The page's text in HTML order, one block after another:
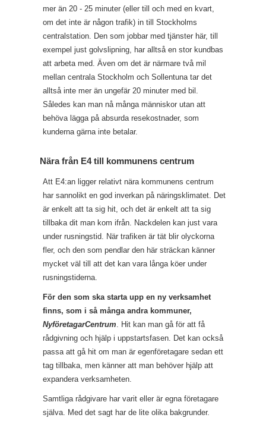
mer än 20 - 25 minuter (eller till och med en kvart,
om det inte är någon trafik) in till Stockholms
centralstation. Den som jobbar med tjänster här, till
exempel just golvslipning, har alltså en stor kundbas
att arbeta med. Även om det är närmare två mil
mellan centrala Stockholm och Sollentuna tar det
alltså inte mer än ungefär 20 minuter med bil.
Således kan man nå många människor utan att
behöva lägga på absurda resekostnader, som
kunderna gärna inte betalar.
Nära från E4 till kommunens centrum
Att E4:an ligger relativt nära kommunens centrum
har sannolikt en god inverkan på näringsklimatet. Det
är enkelt att ta sig hit, och det är enkelt att ta sig
tillbaka dit man kom ifrån. Nackdelen kan just vara
under rusningstid. När trafiken är tät blir olyckorna
fler, och den som pendlar den här sträckan känner
mycket väl till att det kan vara långa köer under
rusningstiderna.
För den som ska starta upp en ny verksamhet
finns, som i så många andra kommuner,
NyföretagarCentrum. Hit kan man gå för att få
rådgivning och hjälp i uppstartsfasen. Det kan också
passa att gå hit om man är egenföretagare sedan ett
tag tillbaka, men känner att man behöver hjälp att
expandera verksamheten.
Samtliga rådgivare har varit eller är egna företagare
själva. Med det sagt har de lite olika bakgrunder.